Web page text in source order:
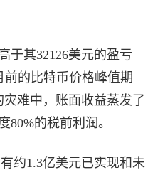
于其32126美元的盈亏
的比特币价格峰值期
难中，账面收益蒸发了
的税前利润。
约1.3亿美元已实现和未